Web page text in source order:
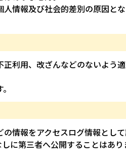
情報及び社会的差別の原因と
利用、改ざんなどのないよう
情報をアクセスログ情報とし
に第三者へ公開することはあり